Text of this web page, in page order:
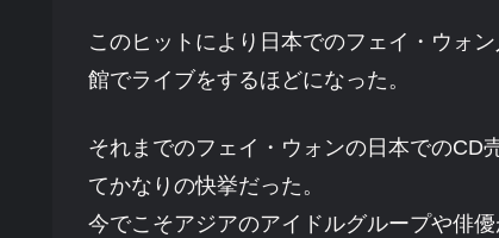
このヒットにより日本でのフェイ・ウォ
館でライブをするほどになった。
それまでのフェイ・ウォンの日本でのCD
てかなりの快挙だった。
今でこそアジアのアイドルグループや俳